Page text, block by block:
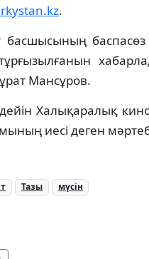
.
басшысының
Мансұров.
дейін Халықаралық
иесі деген
Тазы мүсін